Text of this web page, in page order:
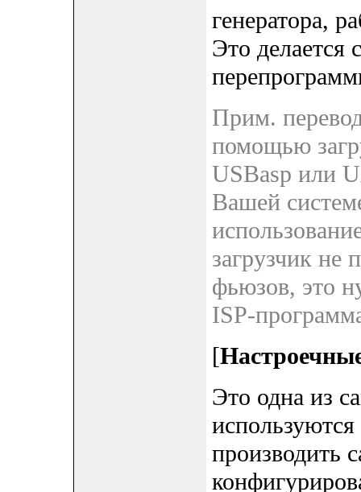
генератора,
Это
Прим.
помощью
USBasp или
Вашей
загрузчик не
фьюзов, это
ISP-
[
Это одна из
производить